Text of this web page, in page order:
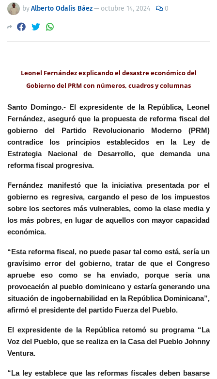
byAlberto Odalis Báez— octubre 14, 2024 0
Leonel Fernández explicando el desastre económico del
Gobierno del PRM con números, cuadros y columnas
Santo Domingo.- El expresidente de la República, Leonel
Fernández, aseguró que la propuesta de reforma fiscal del
gobierno del Partido Revolucionario Moderno (PRM)
contradice los principios establecidos en la Ley de
Estrategia Nacional de Desarrollo, que demanda una
reforma fiscal progresiva.
Fernández manifestó que la iniciativa presentada por el
gobierno es regresiva, cargando el peso de los impuestos
sobre los sectores más vulnerables, como la clase media y
los más pobres, en lugar de aquellos con mayor capacidad
económica.
“Esta reforma fiscal, no puede pasar tal como está, sería un
gravísimo error del gobierno, tratar de que el Congreso
apruebe eso como se ha enviado, porque sería una
provocación al pueblo dominicano y estaría generando una
situación de ingobernabilidad en la República Dominicana”,
afirmó el presidente del partido Fuerza del Pueblo.
El expresidente de la República retomó su programa “La
Voz del Pueblo, que se realiza en la Casa del Pueblo Johnny
Ventura.
“La ley establece que las reformas fiscales deben basarse